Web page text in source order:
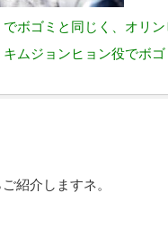
ボゴミと同じく、オリ
ムジョンヒョン役でボゴ
紹介しますネ。